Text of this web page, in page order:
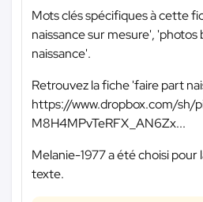
Mots clés spécifiques à cette
naissance sur mesure',
naissance'.
Retrouvez la fiche 'faire part
https://www.dropbox.com/sh/
M8H4MPvTeRFX_AN6Zx...
Melanie-1977 a été choisi pour
texte.